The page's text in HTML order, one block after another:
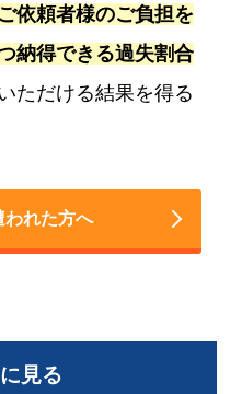
依頼者様のご負担を
納得できる過失割合
ただける結果を得る
われた方へ
見る